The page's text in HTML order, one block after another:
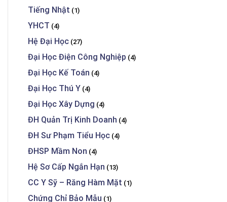
Tiếng Nhật (1)
YHCT (4)
Hệ Đại Học (27)
Đại Học Điện Công Nghiệp (4)
Đại Học Kế Toán (4)
Đại Học Thú Y (4)
Đại Học Xây Dựng (4)
ĐH Quản Trị Kinh Doanh (4)
ĐH Sư Phạm Tiểu Học (4)
ĐHSP Mầm Non (4)
Hệ Sơ Cấp Ngắn Hạn (13)
CC Y Sỹ – Răng Hàm Mặt (1)
Chứng Chỉ Bảo Mẫu (1)